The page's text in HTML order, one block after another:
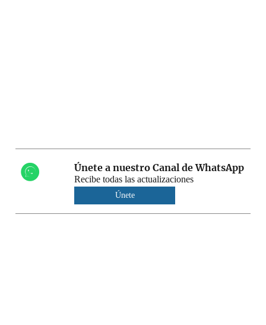
Únete a nuestro Canal de WhatsApp
Recibe todas las actualizaciones
Únete